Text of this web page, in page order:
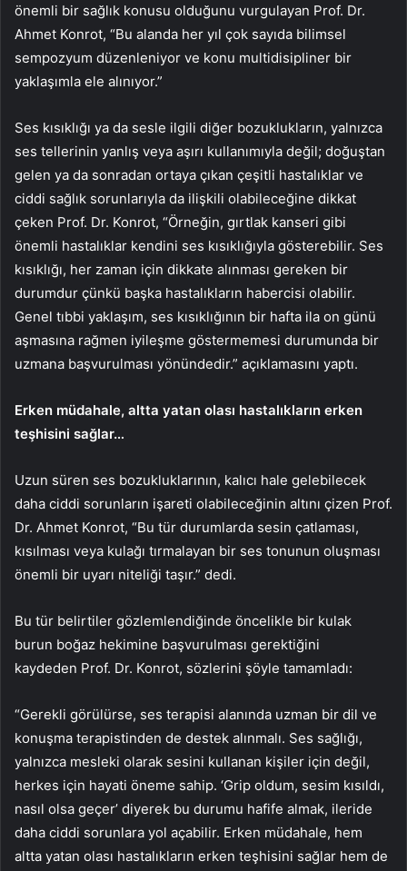
önemli bir sağlık konusu olduğunu vurgulayan Prof. Dr.
Ahmet Konrot, “Bu alanda her yıl çok sayıda bilimsel
sempozyum düzenleniyor ve konu multidisipliner bir
yaklaşımla ele alınıyor.”
Ses kısıklığı ya da sesle ilgili diğer bozuklukların, yalnızca
ses tellerinin yanlış veya aşırı kullanımıyla değil; doğuştan
gelen ya da sonradan ortaya çıkan çeşitli hastalıklar ve
ciddi sağlık sorunlarıyla da ilişkili olabileceğine dikkat
çeken Prof. Dr. Konrot, “Örneğin, gırtlak kanseri gibi
önemli hastalıklar kendini ses kısıklığıyla gösterebilir. Ses
kısıklığı, her zaman için dikkate alınması gereken bir
durumdur çünkü başka hastalıkların habercisi olabilir.
Genel tıbbi yaklaşım, ses kısıklığının bir hafta ila on günü
aşmasına rağmen iyileşme göstermemesi durumunda bir
uzmana başvurulması yönündedir.” açıklamasını yaptı.
Erken müdahale, altta yatan olası hastalıkların erken
teşhisini sağlar…
Uzun süren ses bozukluklarının, kalıcı hale gelebilecek
daha ciddi sorunların işareti olabileceğinin altını çizen Prof.
Dr. Ahmet Konrot, “Bu tür durumlarda sesin çatlaması,
kısılması veya kulağı tırmalayan bir ses tonunun oluşması
önemli bir uyarı niteliği taşır.” dedi.
Bu tür belirtiler gözlemlendiğinde öncelikle bir kulak
burun boğaz hekimine başvurulması gerektiğini
kaydeden Prof. Dr. Konrot, sözlerini şöyle tamamladı:
“Gerekli görülürse, ses terapisi alanında uzman bir dil ve
konuşma terapistinden de destek alınmalı. Ses sağlığı,
yalnızca mesleki olarak sesini kullanan kişiler için değil,
herkes için hayati öneme sahip. ‘Grip oldum, sesim kısıldı,
nasıl olsa geçer’ diyerek bu durumu hafife almak, ileride
daha ciddi sorunlara yol açabilir. Erken müdahale, hem
altta yatan olası hastalıkların erken teşhisini sağlar hem de